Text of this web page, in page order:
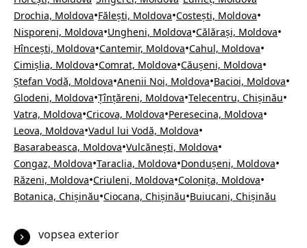
Drochia, Moldova•Fălești, Moldova•Costești, Moldova•
Nisporeni, Moldova•Ungheni, Moldova•Călărași, Moldova•
Hîncești, Moldova•Cantemir, Moldova•Cahul, Moldova•
Cimișlia, Moldova•Comrat, Moldova•Căușeni, Moldova•
Ștefan Vodă, Moldova•Anenii Noi, Moldova•Bacioi, Moldova•
Glodeni, Moldova•Țînțăreni, Moldova•Telecentru, Chișinău•
Vatra, Moldova•Cricova, Moldova•Peresecina, Moldova•
Leova, Moldova•Vadul lui Vodă, Moldova•
Basarabeasca, Moldova•Vulcănești, Moldova•
Congaz, Moldova•Taraclia, Moldova•Dondușeni, Moldova•
Răzeni, Moldova•Criuleni, Moldova•Colonița, Moldova•
Botanica, Chișinău•Ciocana, Chișinău•Buiucani, Chișinău
vopsea exterior